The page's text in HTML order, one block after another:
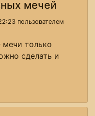
мечей
пользователем
только
сделать и